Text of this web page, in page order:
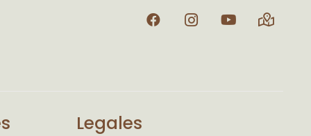
Legales